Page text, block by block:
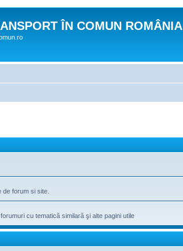
ÎN COMUN ROMÂNIA
de forum si site.
cu tematică similară şi alte pagini utile